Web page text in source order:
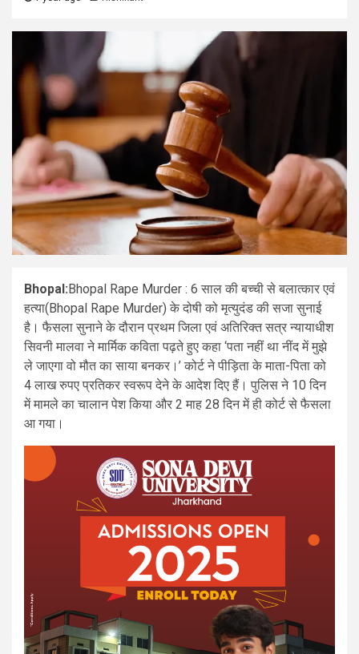
Bhopal:Bhopal Rape Murder : 6 साल की बच्ची से बलात्कार एवं
हत्या(Bhopal Rape Murder) के दोषी को मृत्युदंड की सजा सुनाई
है। फैसला सुनाने के दौरान प्रथम जिला एवं अतिरिक्त सत्र न्यायाधीश
सिवनी मालवा ने मार्मिक कविता पढ़ते हुए कहा ‘पता नहीं था नींद में मुझे
ले जाएगा वो मौत का साया बनकर।’ कोर्ट ने पीड़िता के माता-पिता को
4 लाख रुपए प्रतिकर स्वरूप देने के आदेश दिए हैं। पुलिस ने 10 दिन
में मामले का चालान पेश किया और 2 माह 28 दिन में ही कोर्ट से फैसला
आ गया।